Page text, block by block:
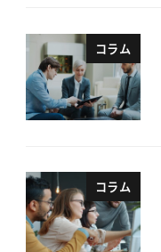
コラム
コラム